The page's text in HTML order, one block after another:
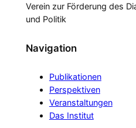
Verein zur Förderung des
und Politik
Navigation
Publikationen
Perspektiven
Veranstaltungen
Das Institut